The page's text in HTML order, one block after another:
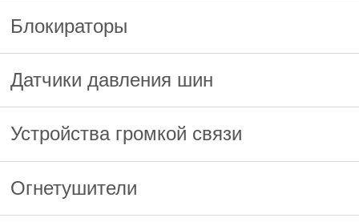
Блокираторы
Датчики давления шин
Устройства громкой связи
Огнетушители